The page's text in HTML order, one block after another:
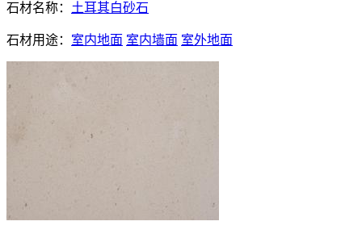
石材名称： 土耳其白砂石
石材用途： 室内地面 室内墙面 室外地面